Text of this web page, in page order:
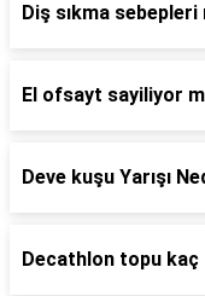
Diş sıkma sebepleri
El ofsayt sayiliyor
Deve kuşu Yarışı
Decathlon topu kaç